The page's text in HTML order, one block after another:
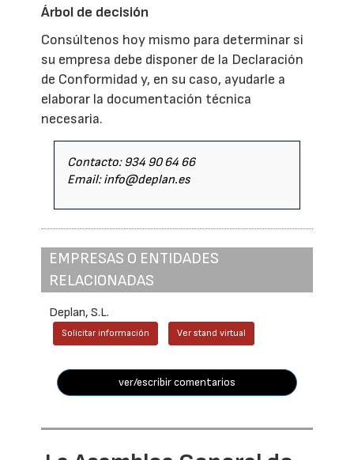
Árbol de decisión
Consúltenos hoy mismo para determinar si
su empresa debe disponer de la Declaración
de Conformidad y, en su caso, ayudarle a
elaborar la documentación técnica
necesaria.
Contacto: 934 90 64 66
Email: info@deplan.es
EMPRESAS O ENTIDADES
RELACIONADAS
Deplan, S.L.
Solicitar información Ver stand virtual
ver/escribir comentarios